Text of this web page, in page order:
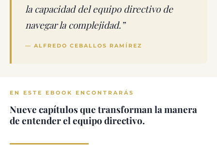
la capacidad del equipo directivo de
navegar la complejidad.”
— ALFREDO CEBALLOS RAMÍREZ
EN ESTE EBOOK ENCONTRARÁS
Nueve capítulos que transforman la manera
de entender el equipo directivo.